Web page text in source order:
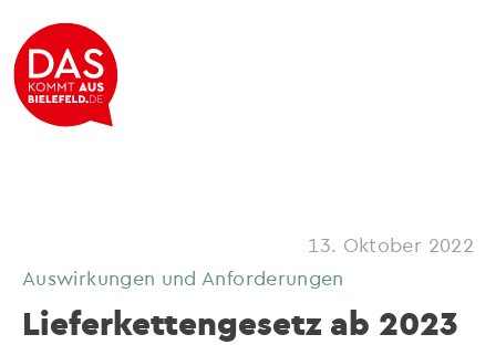
13. Oktober 2022
Auswirkungen und Anforderungen
Lieferkettengesetz ab 2023